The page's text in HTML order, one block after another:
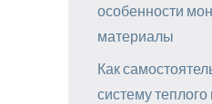
особенности
материалы
Как
систему